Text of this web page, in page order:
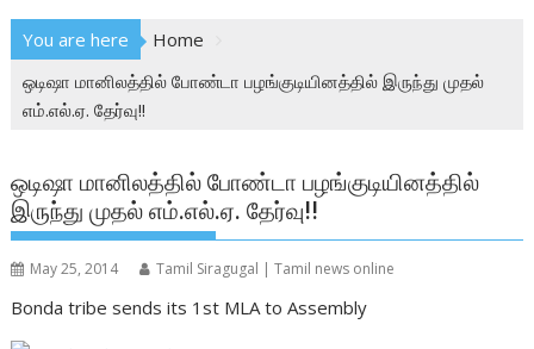
You are here
Home
ஒடிஷா மானிலத்தில் போண்டா பழங்குடியினத்தில் இருந்து முதல்
எம்.எல்.ஏ. தேர்வு!!
ஒடிஷா மானிலத்தில் போண்டா பழங்குடியினத்தில்
இருந்து முதல் எம்.எல்.ஏ. தேர்வு!!
May 25, 2014 Tamil Siragugal | Tamil news online
Bonda tribe sends its 1st MLA to Assembly